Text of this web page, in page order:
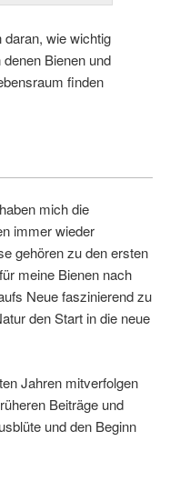
wie wichtig
Bienen und
finden
mich die
immer wieder
gehören zu den ersten
meine Bienen nach
Neue faszinierend zu
den Start in die neue
Jahren mitverfolgen
Beiträge und
und den Beginn